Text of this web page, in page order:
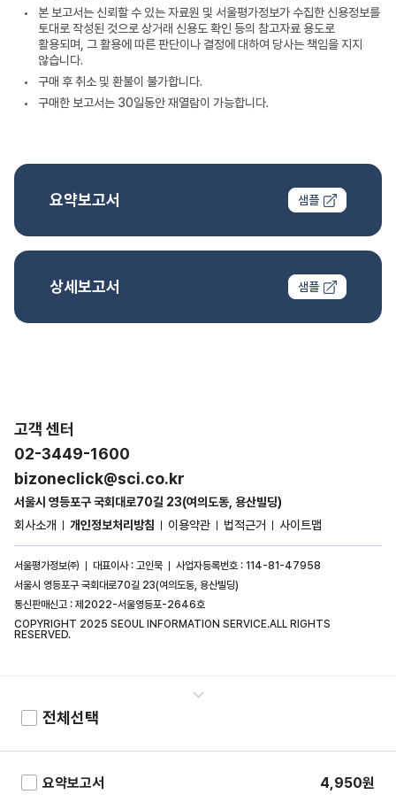
본 보고서는 신뢰할 수 있는 자료원 및 서울평가정보가 수집한 신용정보를
토대로 작성된 것으로 상거래 신용도 확인 등의 참고자료 용도로
활용되며, 그 활용에 따른 판단이나 결정에 대하여 당사는 책임을 지지
않습니다.
구매 후 취소 및 환불이 불가합니다.
구매한 보고서는 30일동안 재열람이 가능합니다.
요약보고서 샘플
상세보고서 샘플
전체선택
요약보고서 4,950원
고객 센터
02-3449-1600
bizoneclick@sci.co.kr
서울시 영등포구 국회대로70길 23(여의도동, 용산빌딩)
회사소개
개인정보처리방침 이용약관 법적근거 사이트맵
서울평가정보㈜ 대표이사 : 고인묵
사업자등록번호 : 114-81-47958
서울시 영등포구 국회대로70길 23(여의도동, 용산빌딩)
통신판매신고 : 제2022-서울영등포-2646호
COPYRIGHT 2025 SEOUL INFORMATION SERVICE.ALL RIGHTS
RESERVED.